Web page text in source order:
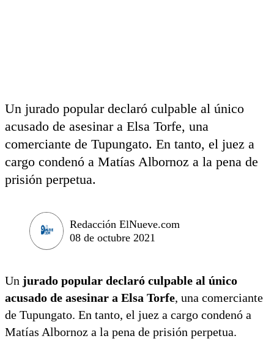
Un jurado popular declaró culpable al único
acusado de asesinar a Elsa Torfe, una
comerciante de Tupungato. En tanto, el juez a
cargo condenó a Matías Albornoz a la pena de
prisión perpetua.
Redacción ElNueve.com
08 de octubre 2021
Un jurado popular declaró culpable al único
acusado de asesinar a Elsa Torfe, una comerciante
de Tupungato. En tanto, el juez a cargo condenó a
Matías Albornoz a la pena de prisión perpetua.